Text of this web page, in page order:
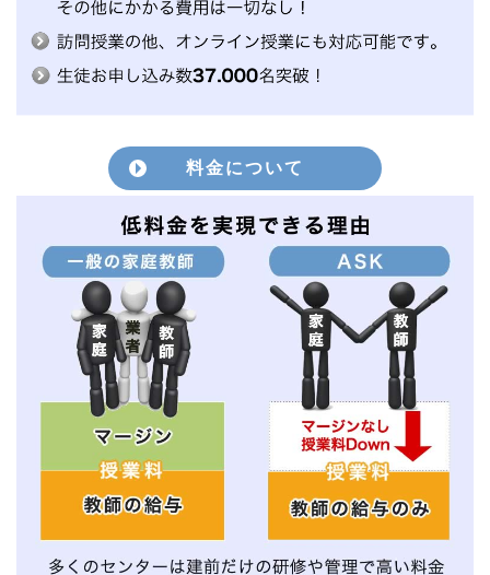
料金について